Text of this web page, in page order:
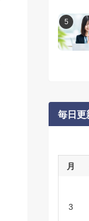
毎日更
月
3